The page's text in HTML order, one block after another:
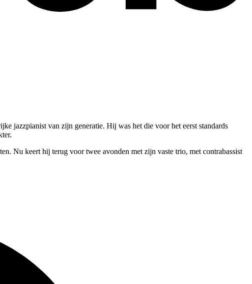
jazzpianist van zijn generatie. Hij was het die voor het eerst standards
Nu keert hij terug voor twee avonden met zijn vaste trio, met contrabassist